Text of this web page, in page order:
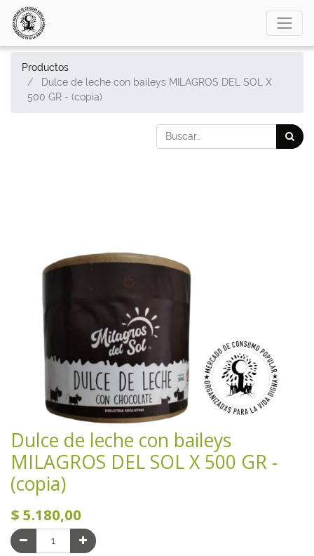
Productos
Dulce de leche con baileys MILAGROS DEL SOL X
500 GR - (copia)
Dulce de leche con baileys
MILAGROS DEL SOL X 500 GR -
(copia)
$ 5.180,00